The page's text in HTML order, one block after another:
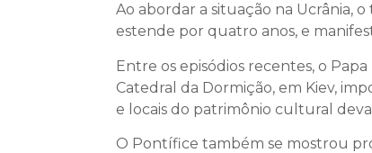
Ao abordar a situação na Ucrânia,
estende por quatro anos, e
Entre os episódios recentes, o
Catedral da Dormição, em Kiev,
e locais do patrimônio cultural
O Pontífice também se mostrou